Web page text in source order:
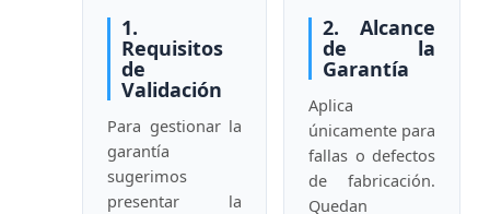
1.
Requisitos
de
Validación
Para gestionar la
garantía
sugerimos
presentar la
2. Alcance
de la
Garantía
Aplica
únicamente para
fallas o defectos
de fabricación.
Quedan